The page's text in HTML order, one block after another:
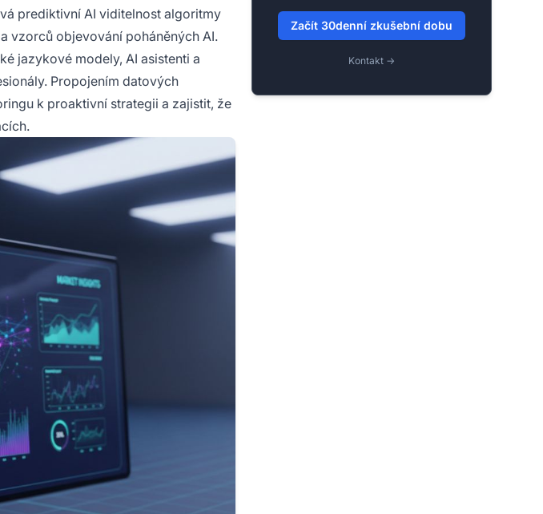
prediktivní AI viditelnost algoritmy
vzorců objevování poháněných AI.
jazykové modely, AI asistenti a
Propojením datových
k proaktivní strategii a zajistit, že
Začít 30denní zkušební dobu
Kontakt →